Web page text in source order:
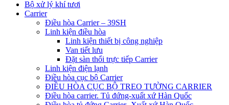
Bộ xử lý khí tươi
Carrier
Điều hòa Carrier – 39SH
Linh kiện điều hòa
Linh kiện thiết bị công nghiệp
Van tiết lưu
Đặt sàn thổi trực tiếp Carrier
Linh kiện điện lạnh
Điều hòa cục bộ Carrier
ĐIỀU HÒA CỤC BỘ TREO TƯỜNG CARRIER
Điều hòa carrier. Tủ đứng-xuất xứ Hàn Quốc